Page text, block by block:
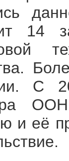
14
С
и её